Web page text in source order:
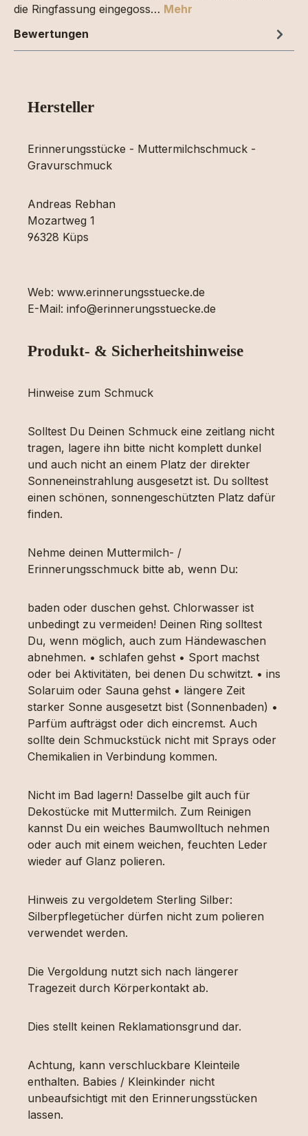
die Ringfassung eingegoss… Mehr
Bewertungen
Hersteller
Erinnerungsstücke - Muttermilchschmuck -
Gravurschmuck
Andreas Rebhan
Mozartweg 1
96328 Küps
Web: www.erinnerungsstuecke.de
E-Mail: info@erinnerungsstuecke.de
Produkt- & Sicherheitshinweise
Hinweise zum Schmuck
Solltest Du Deinen Schmuck eine zeitlang nicht
tragen, lagere ihn bitte nicht komplett dunkel
und auch nicht an einem Platz der direkter
Sonneneinstrahlung ausgesetzt ist. Du solltest
einen schönen, sonnengeschützten Platz dafür
finden.
Nehme deinen Muttermilch- /
Erinnerungsschmuck bitte ab, wenn Du:
baden oder duschen gehst. Chlorwasser ist
unbedingt zu vermeiden! Deinen Ring solltest
Du, wenn möglich, auch zum Händewaschen
abnehmen. • schlafen gehst • Sport machst
oder bei Aktivitäten, bei denen Du schwitzt. • ins
Solaruim oder Sauna gehst • längere Zeit
starker Sonne ausgesetzt bist (Sonnenbaden) •
Parfüm aufträgst oder dich eincremst. Auch
sollte dein Schmuckstück nicht mit Sprays oder
Chemikalien in Verbindung kommen.
Nicht im Bad lagern! Dasselbe gilt auch für
Dekostücke mit Muttermilch. Zum Reinigen
kannst Du ein weiches Baumwolltuch nehmen
oder auch mit einem weichen, feuchten Leder
wieder auf Glanz polieren.
Hinweis zu vergoldetem Sterling Silber:
Silberpflegetücher dürfen nicht zum polieren
verwendet werden.
Die Vergoldung nutzt sich nach längerer
Tragezeit durch Körperkontakt ab.
Dies stellt keinen Reklamationsgrund dar.
Achtung, kann verschluckbare Kleinteile
enthalten. Babies / Kleinkinder nicht
unbeaufsichtigt mit den Erinnerungsstücken
lassen.